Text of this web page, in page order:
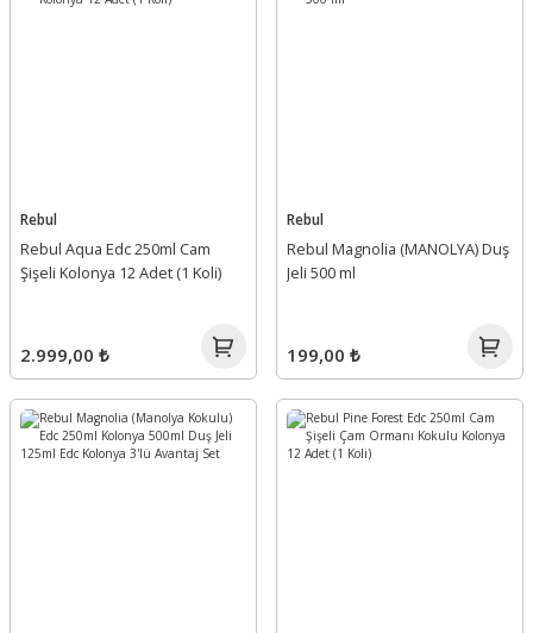
Rebul
Rebul Aqua Edc 250ml Cam
Şişeli Kolonya 12 Adet (1 Koli)
2.999,00 ₺
Rebul
Rebul Magnolia (MANOLYA) Duş
Jeli 500 ml
199,00 ₺